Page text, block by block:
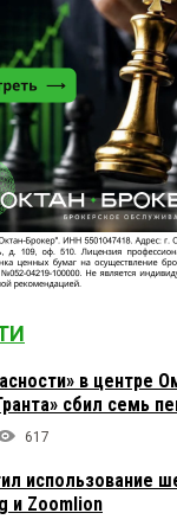
в центре
сбил семь
617
использование
и Zoomlion